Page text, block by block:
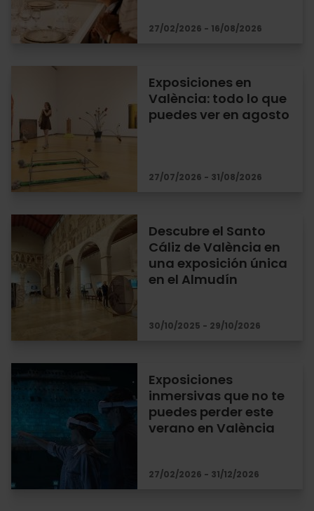
27/02/2026 - 16/08/2026
Exposiciones en
València: todo lo que
puedes ver en agosto
27/07/2026 - 31/08/2026
Descubre el Santo
Cáliz de València en
una exposición única
en el Almudín
30/10/2025 - 29/10/2026
Exposiciones
inmersivas que no te
puedes perder este
verano en València
27/02/2026 - 31/12/2026